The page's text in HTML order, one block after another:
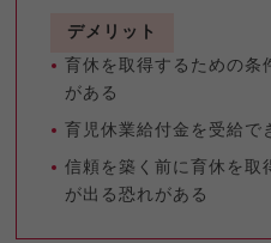
デメリット
育休を取得するための条
がある
育児休業給付金を受給で
信頼を築く前に育休を取
が出る恐れがある